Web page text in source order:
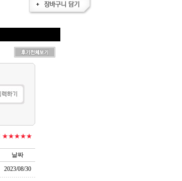
★★★★★
날짜
2023/08/30